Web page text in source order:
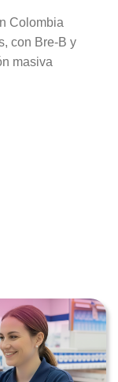
Colombia
con Bre-B y
masiva